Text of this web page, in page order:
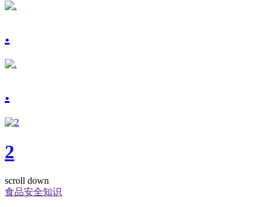
.
.
2
scroll down
食品安全知识